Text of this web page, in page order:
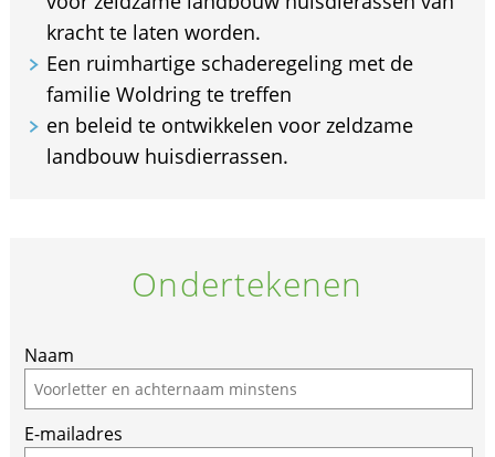
kracht te laten worden.
Een ruimhartige schaderegeling met de
familie Woldring te treffen
en beleid te ontwikkelen voor zeldzame
landbouw huisdierrassen.
Ondertekenen
Naam
E-mailadres